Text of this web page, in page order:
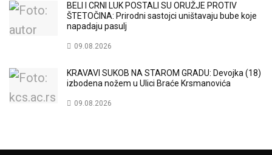
BELI I CRNI LUK POSTALI SU ORUŽJE PROTIV
ŠTETOČINA: Prirodni sastojci uništavaju bube koje
napadaju pasulj
09.08.2026
KRAVAVI SUKOB NA STAROM GRADU: Devojka (18)
izbodena nožem u Ulici Braće Krsmanovića
09.08.2026